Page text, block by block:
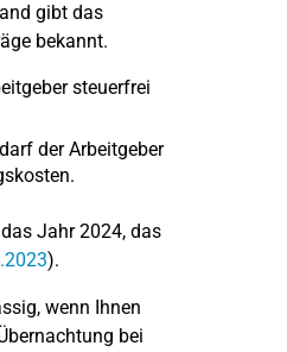
gibt das
bekannt.
steuerfrei
der Arbeitgeber
Jahr 2024, das
).
wenn Ihnen
bei